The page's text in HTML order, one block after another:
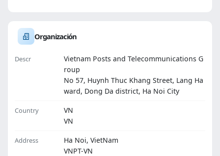
Organización
Descr
Vietnam Posts and Telecommunications G
roup
No 57, Huynh Thuc Khang Street, Lang Ha
ward, Dong Da district, Ha Noi City
Country
VN
VN
Address
Ha Noi, VietNam
VNPT-VN